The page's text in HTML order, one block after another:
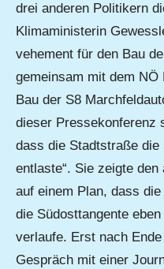
drei anderen Politikern
Klimaministerin
vehement für den Bau
gemeinsam mit dem
Bau der S8
dieser Pressekonferenz
dass die Stadtstraße die
entlaste“. Sie zeigte
auf einem Plan, dass
die Südosttangente
verlaufe. Erst nach
Gespräch mit einer